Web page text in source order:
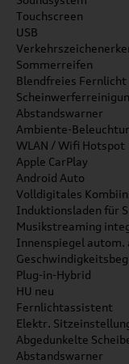
Touchscreen
USB
Sommerreifen
Blendfreies Fernlicht
Abstandswarner
Ambiente-
WLAN / Wifi Hotspot
Apple CarPlay
Android Auto
Volldigitales
Induktionsladen für
Musikstreaming
Innenspiegel autom.
Plug-in-Hybrid
HU neu
Fernlichtassistent
Elektr.
Abgedunkelte
Abstandswarner